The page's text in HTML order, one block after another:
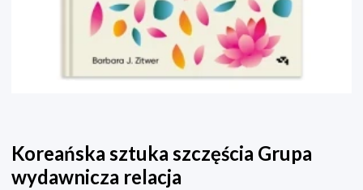
Koreańska sztuka szczęścia Grupa
wydawnicza relacja